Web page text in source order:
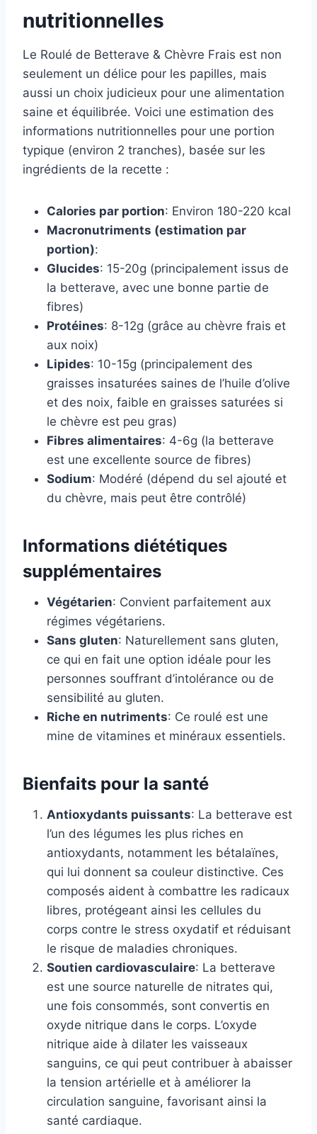
nutritionnelles
Le Roulé de Betterave & Chèvre Frais est non
seulement un délice pour les papilles, mais
aussi un choix judicieux pour une alimentation
saine et équilibrée. Voici une estimation des
informations nutritionnelles pour une portion
typique (environ 2 tranches), basée sur les
ingrédients de la recette :
Calories par portion: Environ 180-220 kcal
Macronutriments (estimation par
portion):
Glucides: 15-20g (principalement issus de
la betterave, avec une bonne partie de
fibres)
Protéines: 8-12g (grâce au chèvre frais et
aux noix)
Lipides: 10-15g (principalement des
graisses insaturées saines de l’huile d’olive
et des noix, faible en graisses saturées si
le chèvre est peu gras)
Fibres alimentaires: 4-6g (la betterave
est une excellente source de fibres)
Sodium: Modéré (dépend du sel ajouté et
du chèvre, mais peut être contrôlé)
Informations diététiques
supplémentaires
Végétarien: Convient parfaitement aux
régimes végétariens.
Sans gluten: Naturellement sans gluten,
ce qui en fait une option idéale pour les
personnes souffrant d’intolérance ou de
sensibilité au gluten.
Riche en nutriments: Ce roulé est une
mine de vitamines et minéraux essentiels.
Bienfaits pour la santé
Antioxydants puissants: La betterave est
l’un des légumes les plus riches en
antioxydants, notamment les bétalaïnes,
qui lui donnent sa couleur distinctive. Ces
composés aident à combattre les radicaux
libres, protégeant ainsi les cellules du
corps contre le stress oxydatif et réduisant
le risque de maladies chroniques.
Soutien cardiovasculaire: La betterave
est une source naturelle de nitrates qui,
une fois consommés, sont convertis en
oxyde nitrique dans le corps. L’oxyde
nitrique aide à dilater les vaisseaux
sanguins, ce qui peut contribuer à abaisser
la tension artérielle et à améliorer la
circulation sanguine, favorisant ainsi la
santé cardiaque.